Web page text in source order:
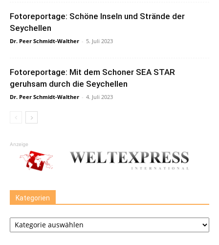
Fotoreportage: Schöne Inseln und Strände der
Seychellen
Dr. Peer Schmidt-Walther - 5. Juli 2023
Fotoreportage: Mit dem Schoner SEA STAR
geruhsam durch die Seychellen
Dr. Peer Schmidt-Walther - 4. Juli 2023
Anzeige
Kategorien
Kategorien